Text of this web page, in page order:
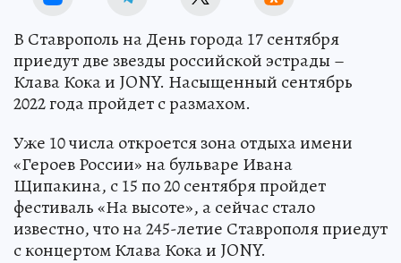
В Ставрополь на День города 17 сентября
приедут две звезды российской эстрады –
Клава Кока и JONY. Насыщенный сентябрь
2022 года пройдет с размахом.
Уже 10 числа откроется зона отдыха имени
«Героев России» на бульваре Ивана
Щипакина, с 15 по 20 сентября пройдет
фестиваль «На высоте», а сейчас стало
известно, что на 245-летие Ставрополя приедут
с концертом Клава Кока и JONY.